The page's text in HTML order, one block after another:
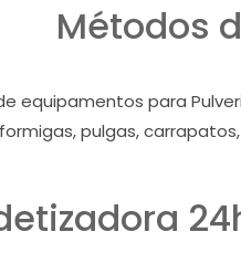
Métodos
equipamentos para
pulgas,